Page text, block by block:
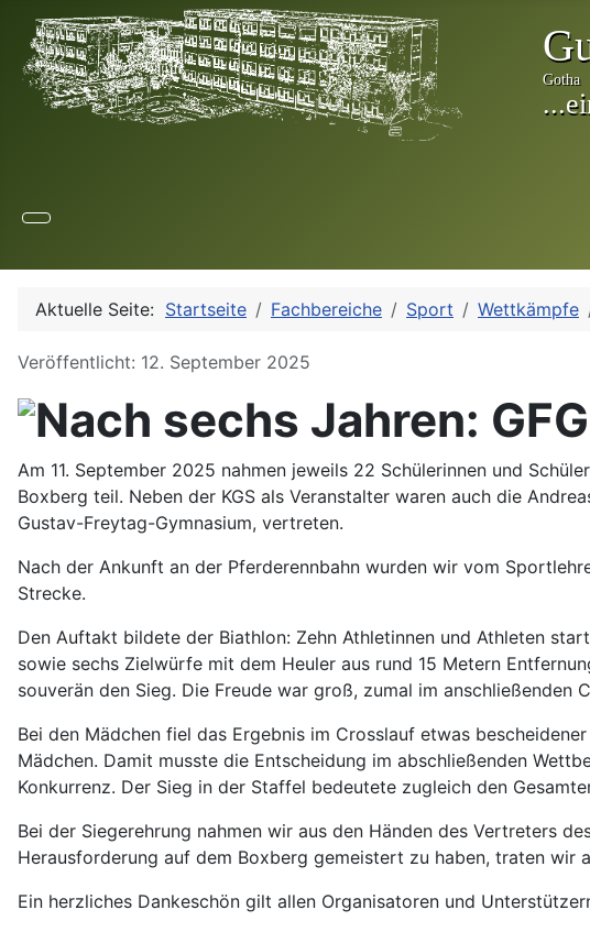
Aktuelle Seite: Startseite Fachbereiche Sport Wettkämpfe
Details
Veröffentlicht: 12. September 2025
Nach sechs Jahren:
Am 11. September 2025 nahmen jeweils 22 Schülerinnen und
Boxberg teil. Neben der KGS als Veranstalter waren auch die
Gustav-Freytag-Gymnasium, vertreten.
Nach der Ankunft an der Pferderennbahn wurden wir vom
Strecke.
Den Auftakt bildete der Biathlon: Zehn Athletinnen und Athleten
sowie sechs Zielwürfe mit dem Heuler aus rund 15 Metern
souverän den Sieg. Die Freude war groß, zumal im
Bei den Mädchen fiel das Ergebnis im Crosslauf etwas
Mädchen. Damit musste die Entscheidung im abschließenden
Konkurrenz. Der Sieg in der Staffel bedeutete zugleich den
Bei der Siegerehrung nahmen wir aus den Händen des Vertreters
Herausforderung auf dem Boxberg gemeistert zu haben, traten wir
Ein herzliches Dankeschön gilt allen Organisatoren und